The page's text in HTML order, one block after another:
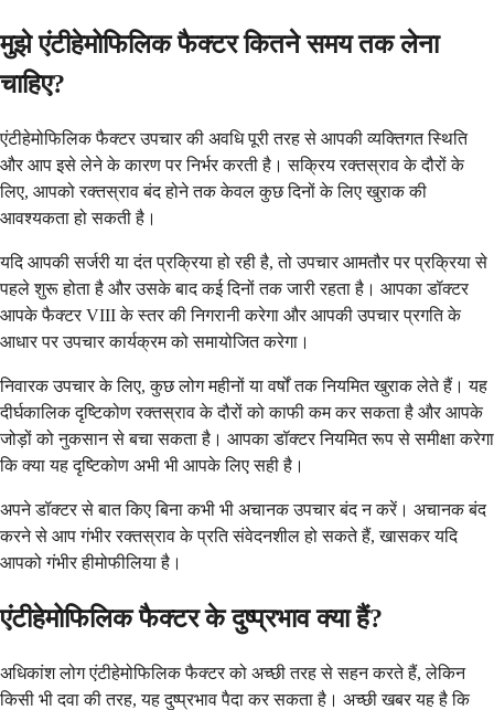
मुझे एंटीहेमोफिलिक फैक्टर कितने समय तक लेना
चाहिए?
एंटीहेमोफिलिक फैक्टर उपचार की अवधि पूरी तरह से आपकी व्यक्तिगत स्थिति
और आप इसे लेने के कारण पर निर्भर करती है। सक्रिय रक्तस्राव के दौरों के
लिए, आपको रक्तस्राव बंद होने तक केवल कुछ दिनों के लिए खुराक की
आवश्यकता हो सकती है।
यदि आपकी सर्जरी या दंत प्रक्रिया हो रही है, तो उपचार आमतौर पर प्रक्रिया से
पहले शुरू होता है और उसके बाद कई दिनों तक जारी रहता है। आपका डॉक्टर
आपके फैक्टर VIII के स्तर की निगरानी करेगा और आपकी उपचार प्रगति के
आधार पर उपचार कार्यक्रम को समायोजित करेगा।
निवारक उपचार के लिए, कुछ लोग महीनों या वर्षों तक नियमित खुराक लेते हैं। यह
दीर्घकालिक दृष्टिकोण रक्तस्राव के दौरों को काफी कम कर सकता है और आपके
जोड़ों को नुकसान से बचा सकता है। आपका डॉक्टर नियमित रूप से समीक्षा करेगा
कि क्या यह दृष्टिकोण अभी भी आपके लिए सही है।
अपने डॉक्टर से बात किए बिना कभी भी अचानक उपचार बंद न करें। अचानक बंद
करने से आप गंभीर रक्तस्राव के प्रति संवेदनशील हो सकते हैं, खासकर यदि
आपको गंभीर हीमोफीलिया है।
एंटीहेमोफिलिक फैक्टर के दुष्प्रभाव क्या हैं?
अधिकांश लोग एंटीहेमोफिलिक फैक्टर को अच्छी तरह से सहन करते हैं, लेकिन
किसी भी दवा की तरह, यह दुष्प्रभाव पैदा कर सकता है। अच्छी खबर यह है कि